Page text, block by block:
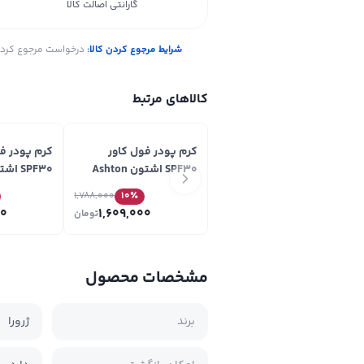
گارانتی اصالت کالا
شرایط مرجوع کردن کالا: درخواست مرجوع
کالاهای مرتبط
کرم پودر فول کاور
SPF30 اشتون Ashton
شماره GF40
10٪ 1,788,000
1,609,000تومان
کرم پودر
مشخصات محصول
برند ژرورا